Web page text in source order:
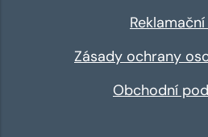
Zásady ochrany
Obchodní